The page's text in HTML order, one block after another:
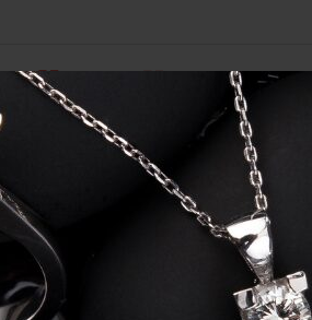
HABER ARŞIV
BULDU